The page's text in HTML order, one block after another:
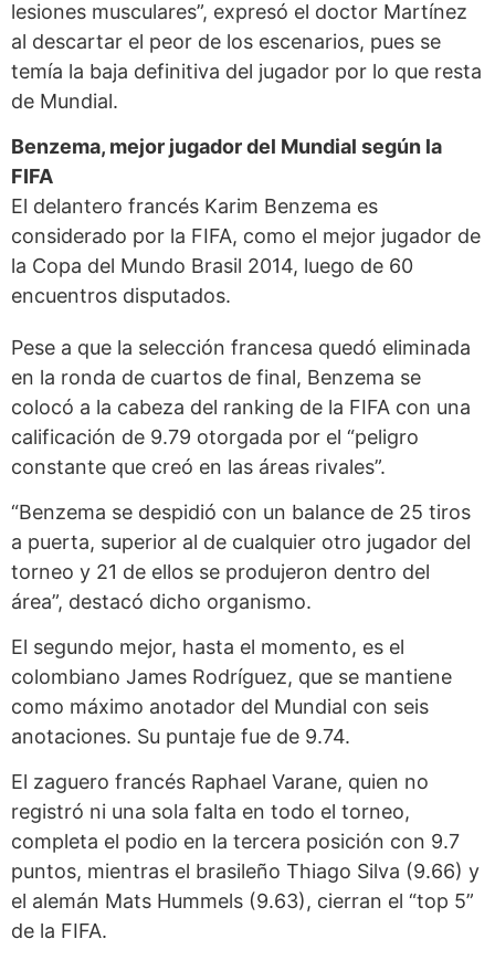
lesiones musculares”, expresó el doctor Martínez
al descartar el peor de los escenarios, pues se
temía la baja definitiva del jugador por lo que resta
de Mundial.
Benzema, mejor jugadordel Mundial según la
FIFA
El delantero francés Karim Benzema es
considerado por la FIFA, como el mejor jugador de
la Copa del Mundo Brasil 2014, luego de 60
encuentros disputados.
Pese a que la selección francesa quedó eliminada
en la ronda de cuartos de final, Benzema se
colocó a la cabeza del ranking de la FIFA con una
calificación de 9.79 otorgada por el “peligro
constante que creó en las áreas rivales”.
“Benzema se despidió con un balance de 25 tiros
a puerta, superior al de cualquier otro jugador del
torneo y 21 de ellos se produjeron dentro del
área”, destacó dicho organismo.
El segundo mejor, hasta el momento, es el
colombiano James Rodríguez, que se mantiene
como máximo anotador del Mundial con seis
anotaciones. Su puntaje fue de 9.74.
El zaguero francés Raphael Varane, quien no
registró ni una sola falta en todo el torneo,
completa el podio en la tercera posición con 9.7
puntos, mientras el brasileño Thiago Silva (9.66) y
el alemán Mats Hummels (9.63), cierran el “top 5”
de la FIFA.